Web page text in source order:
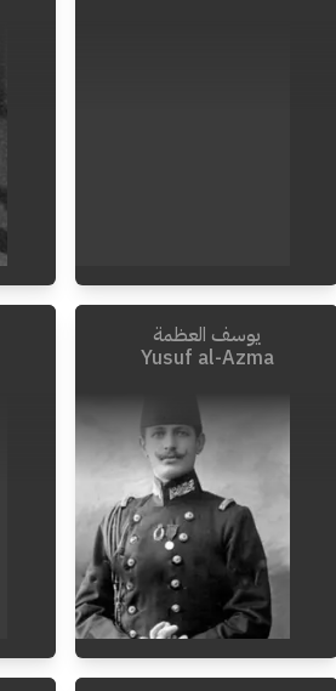
Invalid Date
يوسف العظمة
Yusuf al-Azma